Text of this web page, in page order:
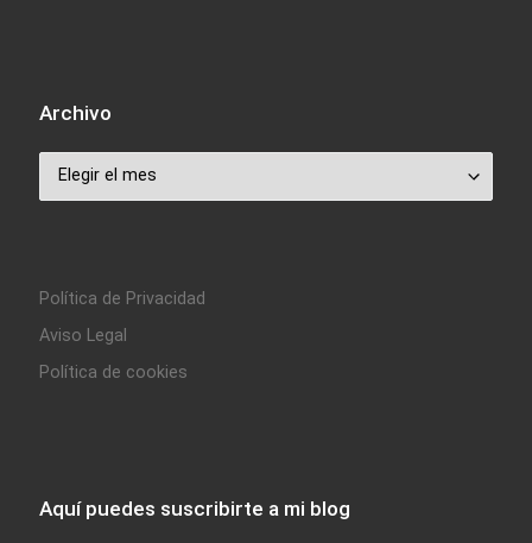
Archivo
Archivo
Política de Privacidad
Aviso Legal
Política de cookies
Aquí puedes suscribirte a mi blog